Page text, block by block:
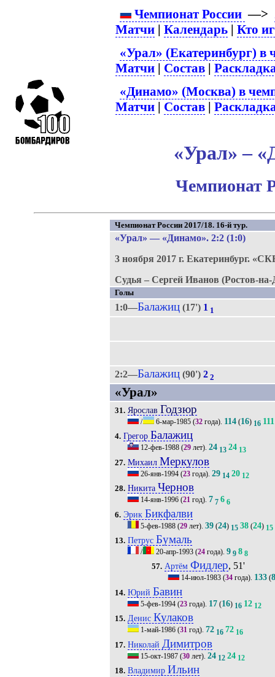
Чемпионат России —>
Матчи |Календарь |Кто
«Урал» (Екатеринбург) в
Матчи | Состав |
«Динамо» (Москва) в
Матчи | Состав |
«Урал» –
Чемпионат
Чемпионат России 2017/18. 16-й тур.
«Урал» — «Динамо». 2:2 (1:0)
3 ноября 2017 г. Екатеринбург.
Судья – Сергей Иванов (Ростов-на-
Голы
1:0—Балажиц(17') 1 1
2:2—Балажиц(90') 2 2
«Урал»
31. Ярослав Годзюр
/ 6-мар-1985(32года). 114(16) 16 111
4. Грегор Балажиц
12-фев-1988(29лет). 24 13 24 13
27. Михаил Меркулов
26-янв-1994(23года). 29 14 20 12
28. Никита Чернов
14-янв-1996(21год). 7 7 6 6
6. Эрик Бикфалви
5-фев-1988(29лет). 39(24) 15 38(24) 15
13. Петрус Бумаль
/ 20-апр-1993(24года). 9 9 8 8
57. Артём Фидлер, 51'
14-июл-1983 (34 года). 133 (
14. Юрий Бавин
5-фев-1994(23года). 17(16) 16 12 12
15. Денис Кулаков
1-май-1986(31год). 72 16 72 16
17. Николай Димитров
15-окт-1987(30лет). 24 12 24 12
18. Владимир Ильин